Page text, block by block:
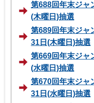
第688回年末ジャ
(木曜日)抽選
第689回年末ジャ
31日(木曜日)抽選
第669回年末ジャ
(水曜日)抽選
第670回年末ジャ
31日(水曜日)抽選